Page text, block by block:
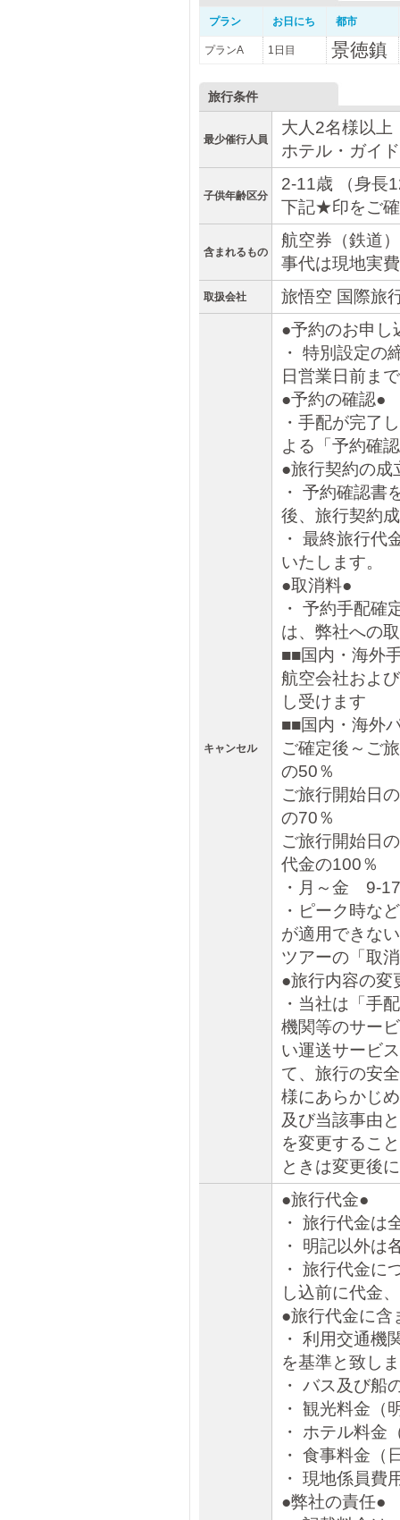
プラン お日にち 都市
プランA 1日目 景徳鎮
旅行条件
最少催行人員
大人2名様以上
ホテル・ガイ
子供年齢区分
2-11歳 （身長
下記★印をご
含まれるもの
航空券（鉄道
事代は現地実
取扱会社 旅悟空 国際旅
キャンセル
●予約のお申し
・ 特別設定の
日営業日前ま
●予約の確認●
・手配が完了
よる「予約確
●旅行契約の成
・ 予約確認書
後、旅行契約
・ 最終旅行代
いたします。
●取消料●
・ 予約手配確
は、弊社への
■■国内・海外
航空会社およ
し受けます
■■国内・海外
ご確定後～ご
の50％
ご旅行開始日
の70％
ご旅行開
代金の100％
・月～金 9-
・ピーク時な
が適用できな
ツアーの「取
●旅行内容の変
・当社は「手
機関等のサー
い運送サービ
て、旅行の安
様にあらかじ
及び当該事由
を変更するこ
ときは変更後
●旅行代金●
・ 旅行代金は
・ 明記以外
・ 旅行代金に
し込前に代金
●旅行代金に
・ 利用交通機
を基準と致し
・ バス及び船
・ 観光料金（
・ ホテル料金
・ 食事料金（
・ 現地係員費
●弊社の責任●